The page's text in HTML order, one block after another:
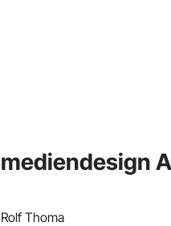
mediendesign
Rolf Thoma